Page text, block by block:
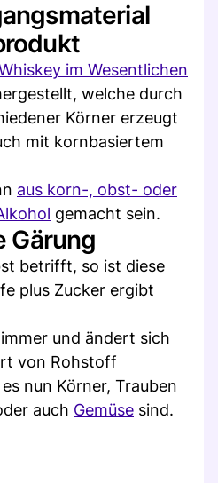
im Wesentlichen
welche durch
Körner erzeugt
mit kornbasiertem
aus korn-, obst- oder
gemacht sein.
Gärung
betrifft, so ist diese
plus Zucker ergibt
und ändert sich
von Rohstoff
nun Körner, Trauben
auch Gemüse sind.